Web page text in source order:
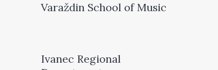
Varaždin School of Music
Ivanec Regional